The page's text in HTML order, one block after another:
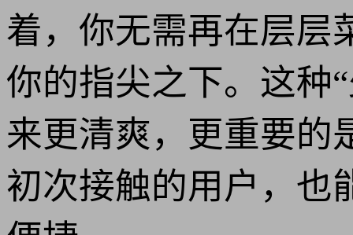
着，你无需再在层层
你的指尖之下。这种
来更清爽，更重要的
初次接触的用户，也